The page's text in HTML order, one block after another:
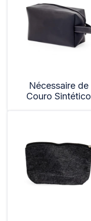
Nécessaire de
Couro Sintético